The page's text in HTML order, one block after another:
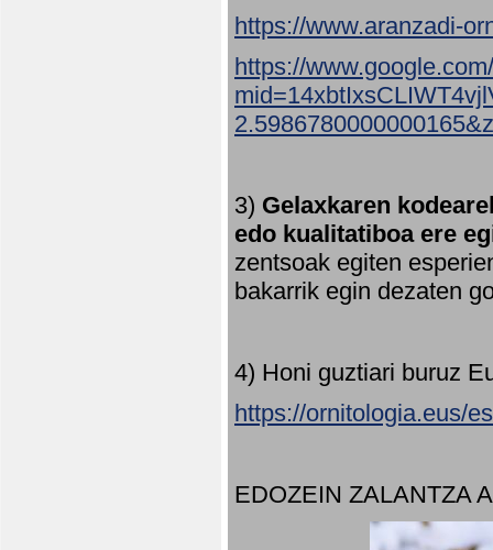
https://www.aranzadi-
https://
3) Gelaxkaren
edo kualitatiboa ere
zentsoak egiten
bakarrik egin dezaten
4) Honi guztiari buruz
https://ornitologia.eus/
EDOZEIN ZALANTZA